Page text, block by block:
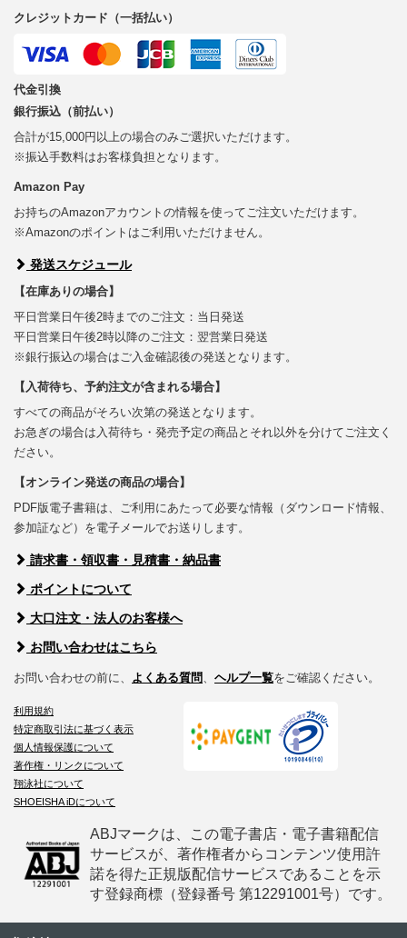
クレジットカード（一括払い）
代金引換
銀行振込（前払い）
合計が15,000円以上の場合のみご選択いただけます。
※振込手数料はお客様負担となります。
Amazon Pay
お持ちのAmazonアカウントの情報を使ってご注文いただけます。
※Amazonのポイントはご利用いただけません。
発送スケジュール
【在庫ありの場合】
平日営業日午後2時までのご注文：当日発送
平日営業日午後2時以降のご注文：翌営業日発送
※銀行振込の場合はご入金確認後の発送となります。
【入荷待ち、予約注文が含まれる場合】
すべての商品がそろい次第の発送となります。
お急ぎの場合は入荷待ち・発売予定の商品とそれ以外を分けてご注文く
ださい。
【オンライン発送の商品の場合】
PDF版電子書籍は、ご利用にあたって必要な情報（ダウンロード情報、
参加証など）を電子メールでお送りします。
請求書・領収書・見積書・納品書
ポイントについて
大口注文・法人のお客様へ
お問い合わせはこちら
お問い合わせの前に、 よくある質問、 ヘルプ一覧をご確認ください。
利用規約
特定商取引法に基づく表示
個人情報保護について
著作権・リンクについて
翔泳社について
SHOEISHA iDについて
ABJマークは、この電子書店・電子書籍配信
サービスが、著作権者からコンテンツ使用許
諾を得た正規版配信サービスであることを示
す登録商標（登録番号 第12291001号）です。